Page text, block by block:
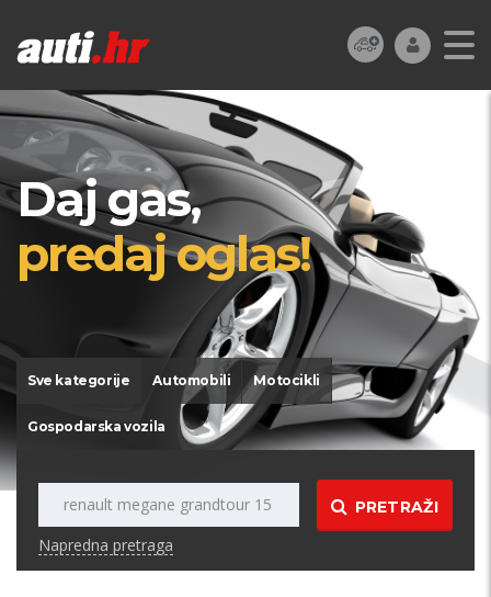
Daj gas,
predaj oglas!
Sve kategorije Automobili Motocikli
Gospodarska vozila
PRETRAŽI
Napredna pretraga